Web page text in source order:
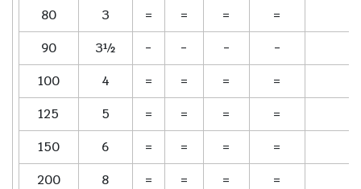
80 3 = = =
=
90
3½ - - -
-
100
4 = = =
=
125
5 = = =
=
150
6 = = =
=
200
8 = = =
=